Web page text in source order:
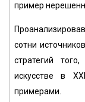
пример
сотни
стратегий
искусстве в
примерами.